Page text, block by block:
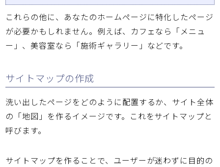
これらの他に、あなたのホームページに特化したページ
が必要かもしれません。例えば、カフェなら「メニュ
ー」、美容室なら「施術ギャラリー」などです。
サイトマップの作成
洗い出したページをどのように配置するか、サイト全体
の「地図」を作るイメージです。これをサイトマップと
呼びます。
サイトマップを作ることで、ユーザーが迷わずに目的の